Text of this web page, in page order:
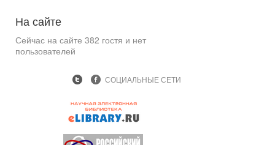
На сайте
Сейчас на сайте 382 гостя и нет
пользователей
СОЦИАЛЬНЫЕ СЕТИ